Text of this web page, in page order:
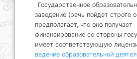
Государственное
заведение (речь пойдет строго
предполагает, что оно получает
финансирование со стороны
имеет соответствующую
ведение образовательной